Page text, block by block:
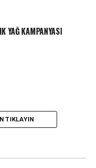
YAĞ KAMPANYASI
TIKLAYIN